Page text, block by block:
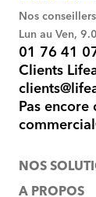
Nos
Lun au Ven,
01 76 41
Clients
Pas encore
NOS
A PROPOS